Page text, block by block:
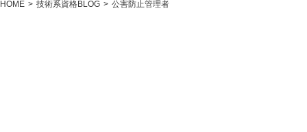
HOME 技術系資格BLOG 公害防止管理者